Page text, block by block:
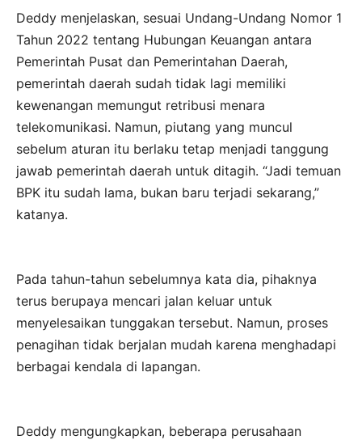
Deddy menjelaskan, sesuai Undang-Undang Nomor 1
Tahun 2022 tentang Hubungan Keuangan antara
Pemerintah Pusat dan Pemerintahan Daerah,
pemerintah daerah sudah tidak lagi memiliki
kewenangan memungut retribusi menara
telekomunikasi. Namun, piutang yang muncul
sebelum aturan itu berlaku tetap menjadi tanggung
jawab pemerintah daerah untuk ditagih. “Jadi temuan
BPK itu sudah lama, bukan baru terjadi sekarang,”
katanya.
Pada tahun-tahun sebelumnya kata dia, pihaknya
terus berupaya mencari jalan keluar untuk
menyelesaikan tunggakan tersebut. Namun, proses
penagihan tidak berjalan mudah karena menghadapi
berbagai kendala di lapangan.
Deddy mengungkapkan, beberapa perusahaan